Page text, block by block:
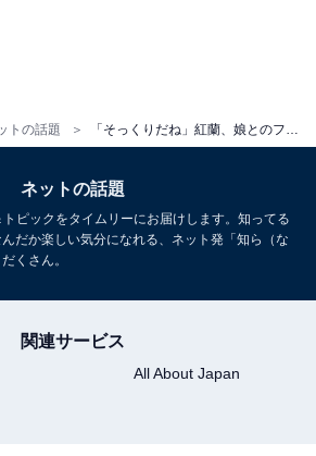
トの話題 「そっくりだね」紅蘭、娘とのフィリピン旅の様子を公開！ 「娘ちゃん楽しそう」「姉妹ですか」
ネットの話題
ピックをタイムリーにお届けします。知ってる
だか楽しい気分になれる、ネット発「知ら（な
くさん。
関連サービス
All About Japan